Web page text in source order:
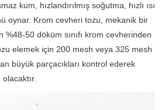
kum, hızlandırılmış soğutma, hızlı ısı
oynar. Krom cevheri tozu, mekanik bir
50 döküm sınıfı krom cevherinden
elemek için 200 mesh veya 325 mesh
büyük parçacıkları kontrol ederek